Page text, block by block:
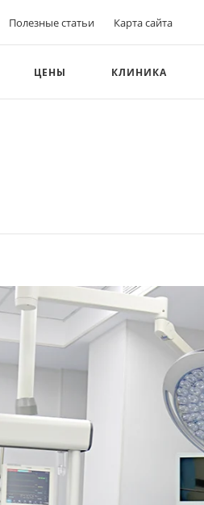
Полезные статьи Карта сайта
ЦЕНЫ КЛИНИКА